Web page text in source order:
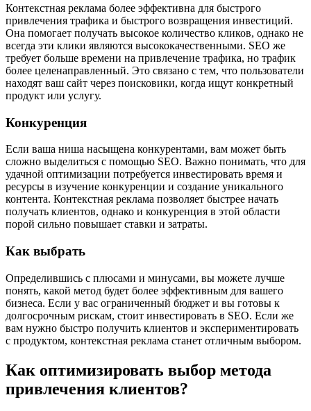
Контекстная реклама более эффективна для быстрого
привлечения трафика и быстрого возвращения инвестиций.
Она помогает получать высокое количество кликов, однако не
всегда эти клики являются высококачественными. SEO же
требует больше времени на привлечение трафика, но трафик
более целенаправленный. Это связано с тем, что пользователи
находят ваш сайт через поисковики, когда ищут конкретный
продукт или услугу.
Конкуренция
Если ваша ниша насыщена конкурентами, вам может быть
сложно выделиться с помощью SEO. Важно понимать, что для
удачной оптимизации потребуется инвестировать время и
ресурсы в изучение конкуренции и создание уникального
контента. Контекстная реклама позволяет быстрее начать
получать клиентов, однако и конкуренция в этой области
порой сильно повышает ставки и затраты.
Как выбрать
Определившись с плюсами и минусами, вы можете лучше
понять, какой метод будет более эффективным для вашего
бизнеса. Если у вас ограниченный бюджет и вы готовы к
долгосрочным рискам, стоит инвестировать в SEO. Если же
вам нужно быстро получить клиентов и экспериментировать
с продуктом, контекстная реклама станет отличным выбором.
Как оптимизировать выбор метода
привлечения клиентов?